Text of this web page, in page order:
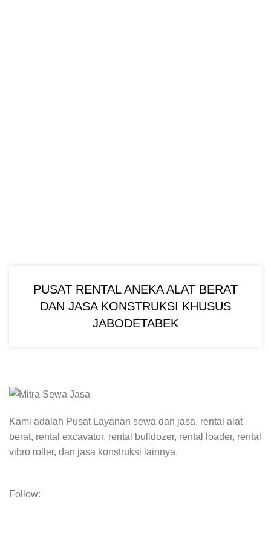
PUSAT RENTAL ANEKA ALAT BERAT
DAN JASA KONSTRUKSI KHUSUS
JABODETABEK
Kami adalah Pusat Layanan sewa dan jasa, rental alat
berat, rental excavator, rental bulldozer, rental loader, rental
vibro roller, dan jasa konstruksi lainnya.
Follow: